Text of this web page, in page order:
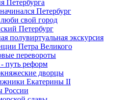
Петербурга
Петербург
свой город
Петербург
полувиртуальная экскурсия
Петра Великого
перевороты
путь реформ
дворцы
Екатерины II
России